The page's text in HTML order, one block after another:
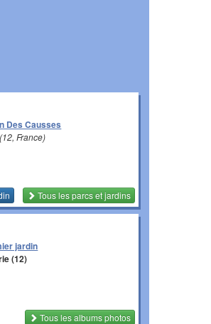
Des Causses
(12, France)
Tous les parcs et jardins
jardin
(12)
Tous les albums photos